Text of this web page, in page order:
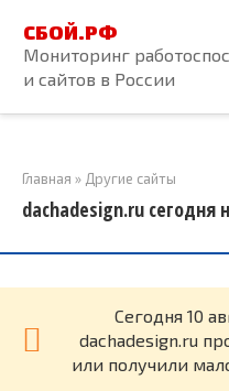
контенту
СБОЙ.РФ
Мониторинг
и сайтов в России
Главная » Другие сайты
dachadesign.ru сегодня
Cегодня 10
dachadesign.ru
или получили